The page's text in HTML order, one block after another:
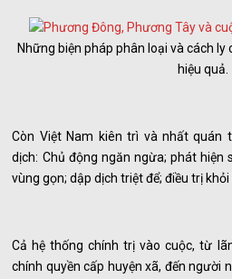
Những biện pháp phân loại và cách
hiệu quả.
Còn Việt Nam kiên trì và nhất quán
dịch: Chủ động ngăn ngừa; phát hiện
vùng gọn; dập dịch triệt để; điều trị khỏi
Cả hệ thống chính trị vào cuộc, từ
chính quyền cấp huyện xã, đến người